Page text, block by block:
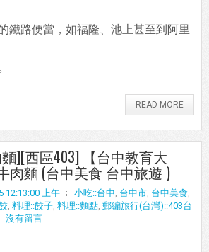
鐵路便當，如福隆、池上甚至到阿里
READ MORE
][西區403] 【台中教育大
肉麵 (台中美食 台中旅遊 )
12:13:00 上午 小吃::台中 台中市 台中美食
料理::餃子 料理::麵點 郵編旅行(台灣)::403台
沒有留言